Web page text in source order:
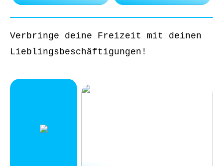
Verbringe deine Freizeit mit deinen
Lieblingsbeschäftigungen!